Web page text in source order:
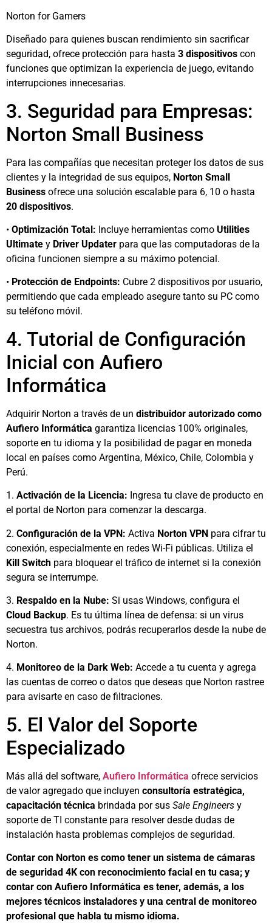
Norton for Gamers
Diseñado para quienes buscan rendimiento sin sacrificar
seguridad, ofrece protección para hasta 3 dispositivos con
funciones que optimizan la experiencia de juego, evitando
interrupciones innecesarias.
3. Seguridad para Empresas:
Norton Small Business
Para las compañías que necesitan proteger los datos de sus
clientes y la integridad de sus equipos, Norton Small
Business ofrece una solución escalable para 6, 10 o hasta
20 dispositivos.
• Optimización Total: Incluye herramientas como Utilities
Ultimate y Driver Updater para que las computadoras de la
oficina funcionen siempre a su máximo potencial.
• Protección de Endpoints: Cubre 2 dispositivos por usuario,
permitiendo que cada empleado asegure tanto su PC como
su teléfono móvil.
4. Tutorial de Configuración
Inicial con Aufiero
Informática
Adquirir Norton a través de un distribuidor autorizado como
Aufiero Informática garantiza licencias 100% originales,
soporte en tu idioma y la posibilidad de pagar en moneda
local en países como Argentina, México, Chile, Colombia y
Perú.
1. Activación de la Licencia: Ingresa tu clave de producto en
el portal de Norton para comenzar la descarga.
2. Configuración de la VPN: Activa Norton VPN para cifrar tu
conexión, especialmente en redes Wi-Fi públicas. Utiliza el
Kill Switch para bloquear el tráfico de internet si la conexión
segura se interrumpe.
3. Respaldo en la Nube: Si usas Windows, configura el
Cloud Backup. Es tu última línea de defensa: si un virus
secuestra tus archivos, podrás recuperarlos desde la nube de
Norton.
4. Monitoreo de la Dark Web: Accede a tu cuenta y agrega
las cuentas de correo o datos que deseas que Norton rastree
para avisarte en caso de filtraciones.
5. El Valor del Soporte
Especializado
Más allá del software, Aufiero Informática ofrece servicios
de valor agregado que incluyen consultoría estratégica,
capacitación técnica brindada por sus Sale Engineers y
soporte de TI constante para resolver desde dudas de
instalación hasta problemas complejos de seguridad.
Contar con Norton es como tener un sistema de cámaras
de seguridad 4K con reconocimiento facial en tu casa; y
contar con Aufiero Informática es tener, además, a los
mejores técnicos instaladores y una central de monitoreo
profesional que habla tu mismo idioma.